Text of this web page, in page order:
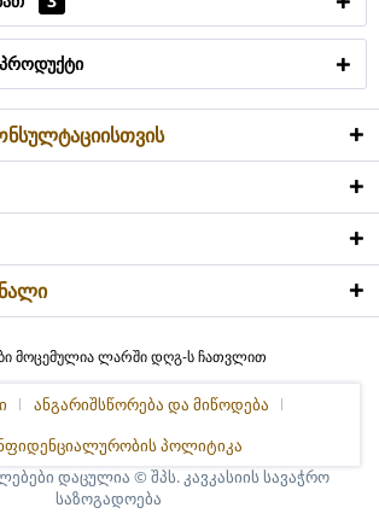
მოცემულია ლარში დღგ-ს ჩათვლით
ანგარიშსწორება და მიწოდება
პოლიტიკა
დაცულია © შპს. კავკასიის სავაჭრო
საზოგადოება